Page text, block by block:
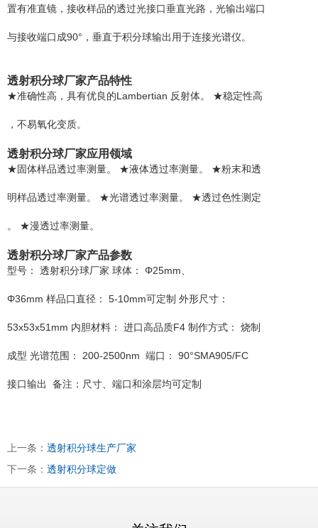
置有准直镜，接收样品的透过光接口垂直光路，光输出端口
与接收端口成90°，垂直于积分球输出用于连接光谱仪。
透射积分球厂家产品特性
★准确性高，具有优良的Lambertian 反射体。 ★稳定性高
，不易氧化变质。
透射积分球厂家应用领域
★固体样品透过率测量。 ★液体透过率测量。 ★粉末和透
明样品透过率测量。 ★光谱透过率测量。 ★透过色性测定
。 ★漫透过率测量。
透射积分球厂家产品参数
型号： 透射积分球厂家 球体： Φ25mm、
Φ36mm 样品口直径： 5-10mm可定制 外形尺寸：
53x53x51mm 内胆材料： 进口高品质F4 制作方式： 烧制
成型 光谱范围： 200-2500nm 端口： 90°SMA905/FC
接口输出 备注：尺寸、端口和涂层均可定制
上一条： 透射积分球生产厂家
下一条： 透射积分球定做